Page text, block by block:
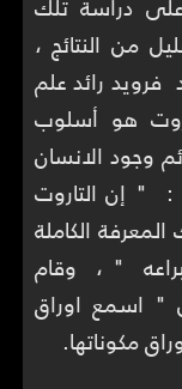
من النتائج ،
رائد علم
هو أسلوب
وجود الانسان
: " إن التاروت
الكاملة
" ، وقام
" اسمع اوراق
مكوناتها.